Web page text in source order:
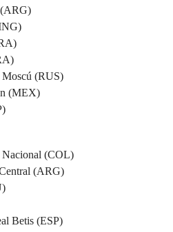
Moscú (RUS)
(MEX)
Nacional (COL)
(ARG)
Betis (ESP)